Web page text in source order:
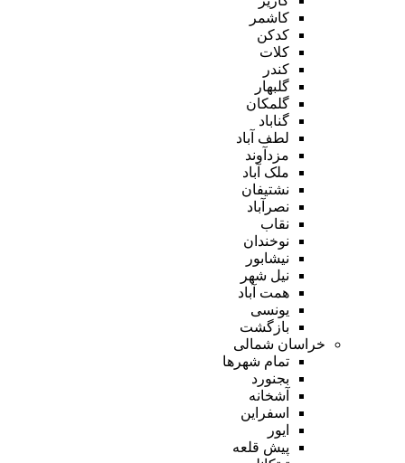
کاشمر
کدکن
کلات
کندر
گلبهار
گلمکان
گناباد
لطف آباد
مزدآوند
ملک آباد
نشتیفان
نصرآباد
نقاب
نوخندان
نیشابور
نیل شهر
همت آباد
یونسی
بازگشت
خراسان شمالی
تمام شهر‌ها
بجنورد
آشخانه
اسفراین
ایور
پیش قلعه